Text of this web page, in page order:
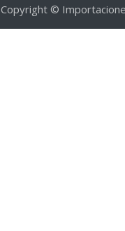
Copyright ©